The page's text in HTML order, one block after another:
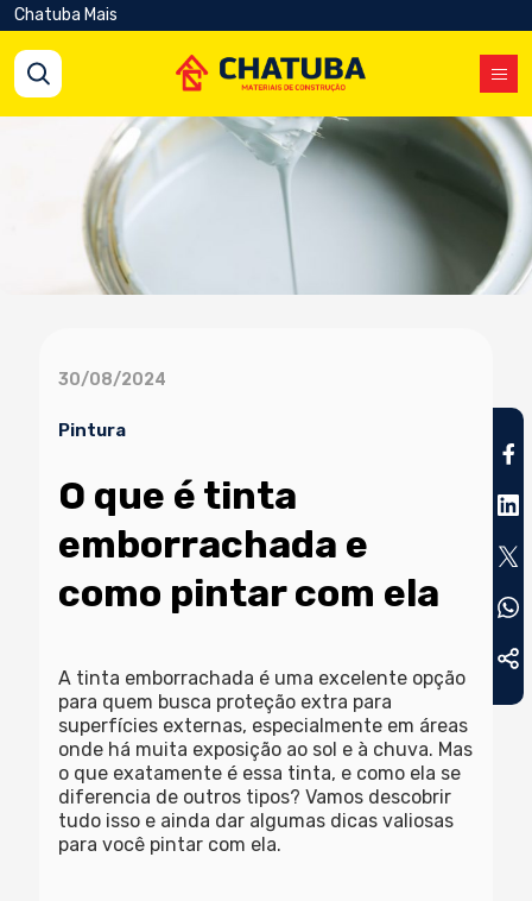
Chatuba Mais
30/08/2024
Pintura
O que é tinta
emborrachada e
como pintar com ela
A tinta emborrachada é uma excelente opção
para quem busca proteção extra para
superfícies externas, especialmente em áreas
onde há muita exposição ao sol e à chuva. Mas
o que exatamente é essa tinta, e como ela se
diferencia de outros tipos? Vamos descobrir
tudo isso e ainda dar algumas dicas valiosas
para você pintar com ela.